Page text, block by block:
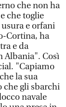
che non ha
che toglie
e orfani
Cortina, ha
e da
Albania". Così
"Capiamo
la sua
che gli sbarchi
navale